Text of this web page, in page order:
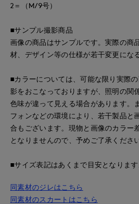
2＝（M/9号）
■サンプル撮影商品
画像の商品はサンプルです。実際の商
材、デザイン等の仕様が若干変更にな
■カラーについては、可能な限り実際
影をおこなっておりますが、照明の関
色味が違って見える場合があります。
フォンなどの環境により、若干製品と
合もございます。現物と画像のカラー
となりませんので、予めご了承ください
■サイズ表記はあくまで目安となります
同素材のジレはこちら
同素材のスカートはこちら